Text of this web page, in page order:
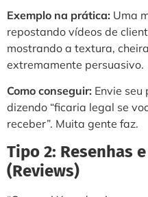
Exemplo na prática: Uma
repostando vídeos de
mostrando a textura,
extremamente persuasivo.
Como conseguir: Envie seu
dizendo “ficaria legal se
receber”. Muita gente faz.
Tipo 2: Resenhas
(Reviews)